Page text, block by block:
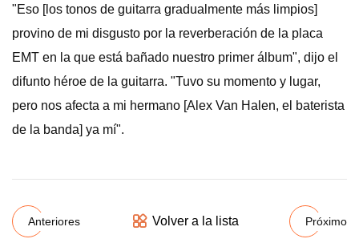
"Eso [los tonos de guitarra gradualmente más limpios]
provino de mi disgusto por la reverberación de la placa
EMT en la que está bañado nuestro primer álbum", dijo el
difunto héroe de la guitarra. "Tuvo su momento y lugar,
pero nos afecta a mi hermano [Alex Van Halen, el baterista
de la banda] ya mí".
Anteriores Volver a la lista Próximo